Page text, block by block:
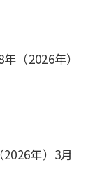
（2026年）
年）3月